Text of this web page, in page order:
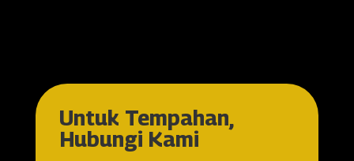
Untuk Tempahan,
Hubungi Kami